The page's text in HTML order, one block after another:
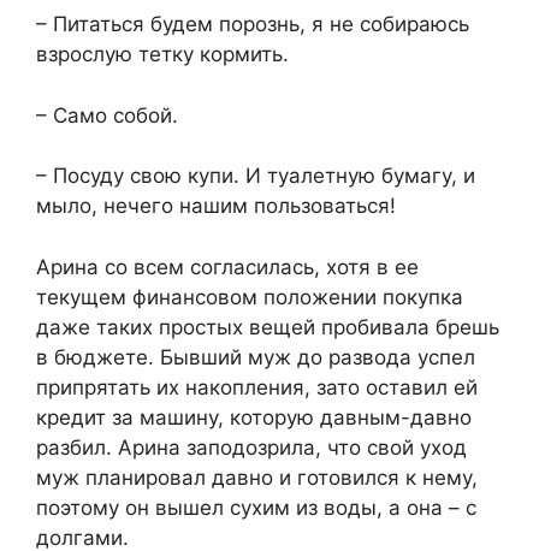
– Питаться будем порознь, я не собираюсь
взрослую тетку кормить.
– Само собой.
– Посуду свою купи. И туалетную бумагу, и
мыло, нечего нашим пользоваться!
Арина со всем согласилась, хотя в ее
текущем финансовом положении покупка
даже таких простых вещей пробивала брешь
в бюджете. Бывший муж до развода успел
припрятать их накопления, зато оставил ей
кредит за машину, которую давным-давно
разбил. Арина заподозрила, что свой уход
муж планировал давно и готовился к нему,
поэтому он вышел сухим из воды, а она – с
долгами.